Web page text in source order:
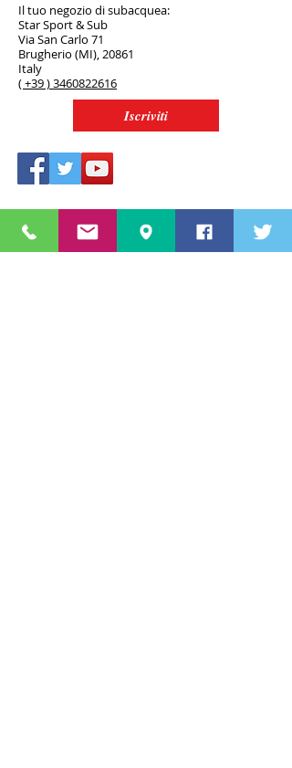
Il tuo negozio di subacquea:
Star Sport & Sub
Via San Carlo 71
Brugherio (MI), 20861
Italy
( +39 ) 3460822616
Iscriviti